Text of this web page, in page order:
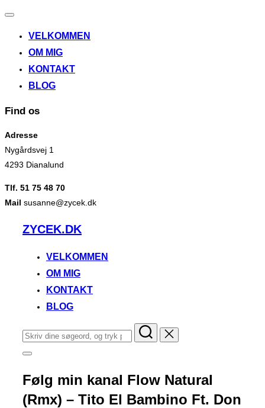
Slå
til/fra
VELKOMMEN
OM MIG
KONTAKT
BLOG
Find os
Adresse
Nygårdsvej 1
4293 Dianalund
Tlf. 51 75 48 70
Mail susanne@zycek.dk
VidereZYCEK.DK
VELKOMMEN
OM MIG
KONTAKT
BLOG
Søg
efter:
Slå
i
sidekolonne
til/fra
Følg min kanal Flow Natural
(Rmx) – Tito El Bambino Ft. Don